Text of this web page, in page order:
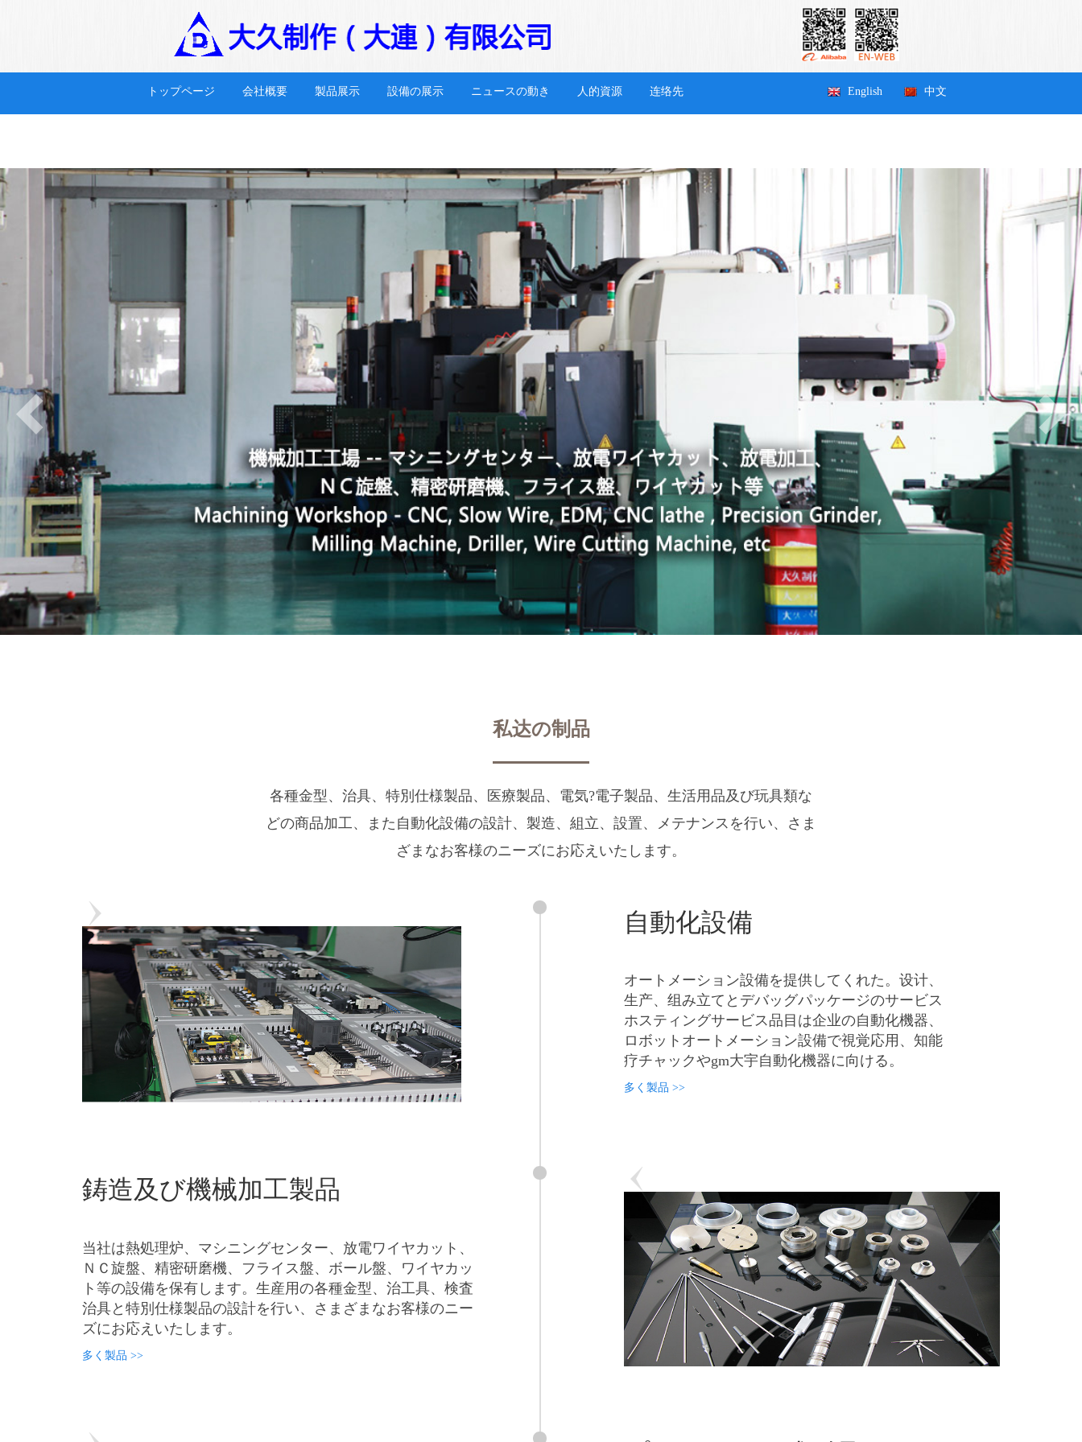
トップページ 会社概要 製品展示 設備の展示 ニュースの動き 人的資源 连络先 English 中文
私达の制品
各種金型、治具、特別仕様製品、医療製品、電気?電子製品、生活用品及び玩具類な
どの商品加工、また自動化設備の設計、製造、組立、設置、メテナンスを行い、さま
ざまなお客様のニーズにお応えいたします。
自動化設備
オートメーション設備を提供してくれた。设计、
生产、组み立てとデバッグパッケージのサービス
ホスティングサービス品目は企业の自動化機器、
ロボットオートメーション設備で視覚応用、知能
疗チャックやgm大宇自動化機器に向ける。
多く製品 >>
鋳造及び機械加工製品
当社は熱処理炉、マシニングセンター、放電ワイヤカット、
ＮＣ旋盤、精密研磨機、フライス盤、ボール盤、ワイヤカッ
ト等の設備を保有します。生産用の各種金型、治工具、検査
治具と特別仕様製品の設計を行い、さまざまなお客様のニー
ズにお応えいたします。
多く製品 >>